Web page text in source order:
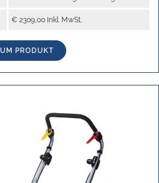
€ 2309,00 Inkl. MwSt.
PRODUKT